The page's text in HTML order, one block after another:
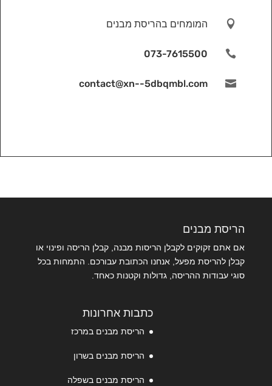
 המומחים בהריסת מבנים

073-7615500

contact@xn--5dbqmbl.com
הריסת מבנים
אם אתם זקוקים לקבלן הריסות מבנה, קבלן הריסה ופינוי או
קבלן להריסת מפעל, אנחנו הכתובת עבורכם. התמחות בכל
סוגי עבודות ההריסה, גדולות וקטנות כאחד.
כתבות אחרונות
הריסת מבנים במרכז
הריסת מבנים בשרון
הריסת מבנים בשפלה